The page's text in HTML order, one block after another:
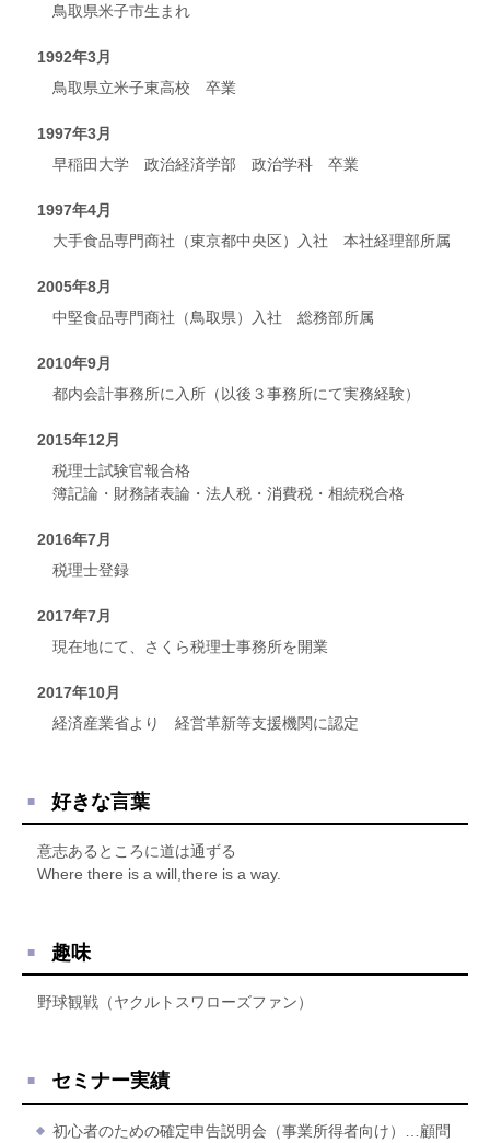
鳥取県米子市生まれ
1992年3月
鳥取県立米子東高校 卒業
1997年3月
早稲田大学 政治経済学部 政治学科 卒業
1997年4月
大手食品専門商社（東京都中央区）入社 本社経理部所属
2005年8月
中堅食品専門商社（鳥取県）入社 総務部所属
2010年9月
都内会計事務所に入所（以後３事務所にて実務経験）
2015年12月
税理士試験官報合格
簿記論・財務諸表論・法人税・消費税・相続税合格
2016年7月
税理士登録
2017年7月
現在地にて、さくら税理士事務所を開業
2017年10月
経済産業省より 経営革新等支援機関に認定
好きな言葉
意志あるところに道は通ずる
Where there is a will,there is a way.
趣味
野球観戦（ヤクルトスワローズファン）
セミナー実績
初心者のための確定申告説明会（事業所得者向け）…顧問